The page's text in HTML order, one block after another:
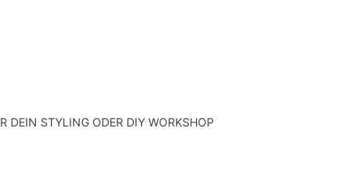
DEIN STYLING ODER DIY WORKSHOP